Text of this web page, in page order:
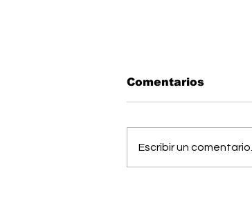
Comentarios
Escribir un comentario...